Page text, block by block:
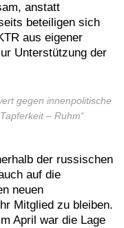
anstatt
beteiligen sich
aus eigener
Unterstützung der
gegen innenpolitische
– Ruhm“
der russischen
auf die
neuen
Mitglied zu bleiben.
April war die Lage